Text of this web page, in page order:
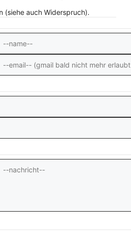
(siehe auch Widerspruch).